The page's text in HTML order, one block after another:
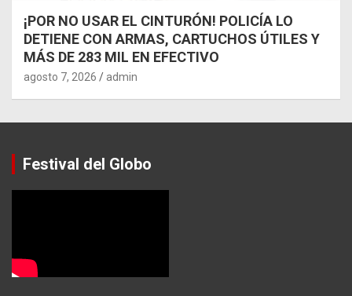
¡POR NO USAR EL CINTURÓN! POLICÍA LO
DETIENE CON ARMAS, CARTUCHOS ÚTILES Y
MÁS DE 283 MIL EN EFECTIVO
agosto 7, 2026 admin
Festival del Globo